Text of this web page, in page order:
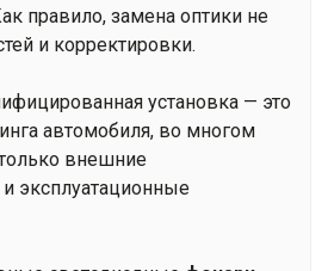
правило, замена оптики не
и корректировки.
установка — это
автомобиля, во многом
внешние
и эксплуатационные